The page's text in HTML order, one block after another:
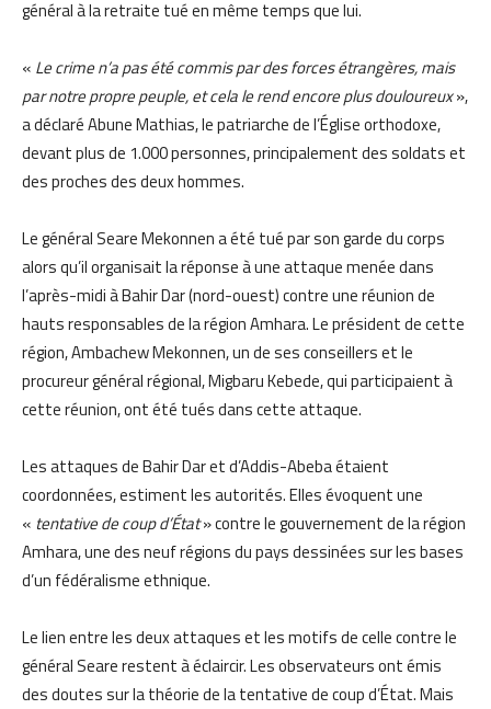
général à la retraite tué en même temps que lui.
« Le crime n’a pas été commis par des forces étrangères, mais
par notre propre peuple, et cela le rend encore plus douloureux»,
a déclaré Abune Mathias, le patriarche de l’Église orthodoxe,
devant plus de 1.000 personnes, principalement des soldats et
des proches des deux hommes.
Le général Seare Mekonnen a été tué par son garde du corps
alors qu’il organisait la réponse à une attaque menée dans
l’après-midi à Bahir Dar (nord-ouest) contre une réunion de
hauts responsables de la région Amhara. Le président de cette
région, Ambachew Mekonnen, un de ses conseillers et le
procureur général régional, Migbaru Kebede, qui participaient à
cette réunion, ont été tués dans cette attaque.
Les attaques de Bahir Dar et d’Addis-Abeba étaient
coordonnées, estiment les autorités. Elles évoquent une
« tentative de coup d’État» contre le gouvernement de la région
Amhara, une des neuf régions du pays dessinées sur les bases
d’un fédéralisme ethnique.
Le lien entre les deux attaques et les motifs de celle contre le
général Seare restent à éclaircir. Les observateurs ont émis
des doutes sur la théorie de la tentative de coup d’État. Mais